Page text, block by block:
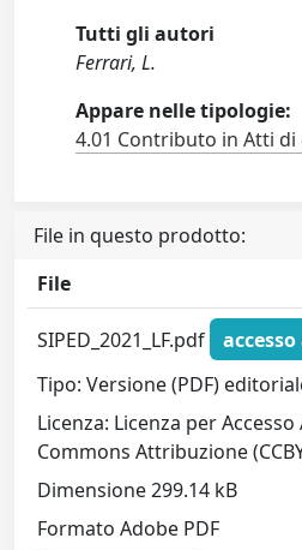
Tutti gli autori
Ferrari, L.
Appare nelle tipologie:
4.01 Contributo in Atti di
File in questo prodotto:
File
SIPED_2021_LF.pdf
Tipo: Versione (PDF)
Licenza: Licenza per
Commons Attribuzione
Dimensione 299.14 kB
Formato Adobe PDF